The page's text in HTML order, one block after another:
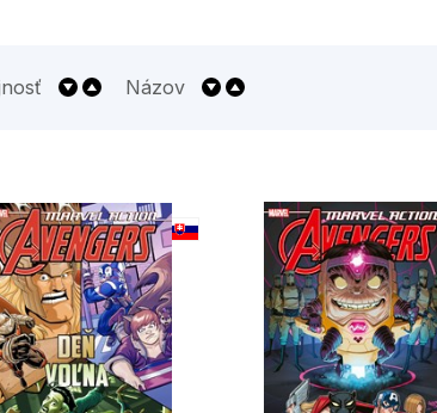
Názov